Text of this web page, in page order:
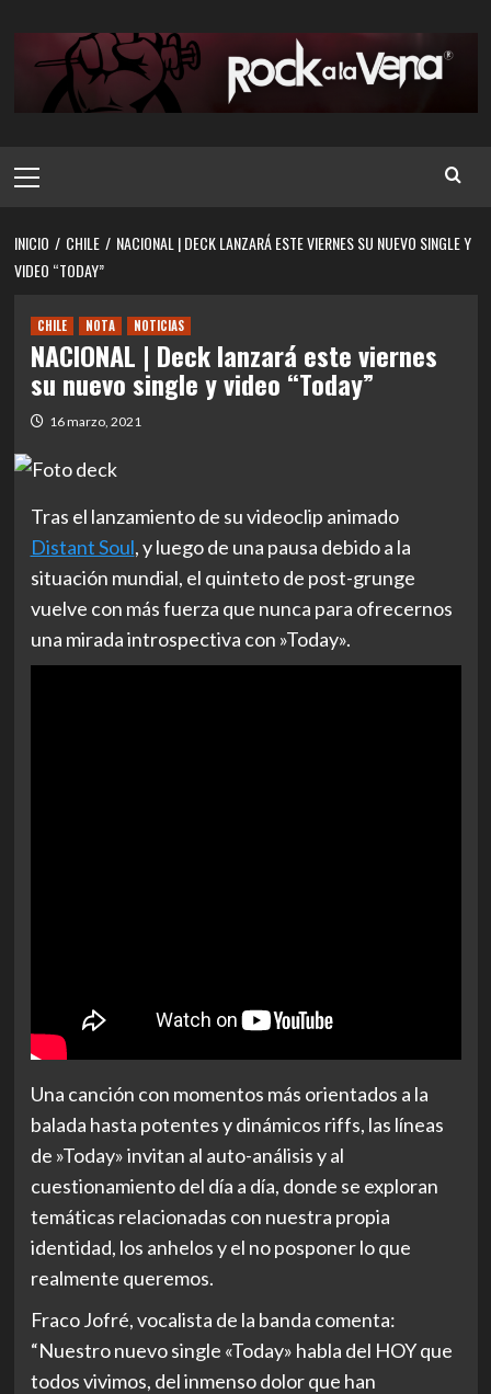
contenido
principal
INICIO CHILE
NACIONAL | DECK LANZARÁ ESTE VIERNES SU NUEVO SINGLE Y
VIDEO “TODAY”
CHILE NOTA NOTICIAS
NACIONAL | Deck lanzará este viernes
su nuevo single y video “Today”
16 marzo, 2021
Tras el lanzamiento de su videoclip animado
Distant Soul,y luego de una pausa debido a la
situación mundial, el quinteto de post-grunge
vuelve con más fuerza que nunca para ofrecernos
una mirada introspectiva con »Today».
Una canción con momentos más orientados a la
balada hasta potentes y dinámicos riffs, las líneas
de »Today» invitan al auto-análisis y al
cuestionamiento del día a día, donde se exploran
temáticas relacionadas con nuestra propia
identidad, los anhelos y el no posponer lo que
realmente queremos.
Fraco Jofré, vocalista de la banda comenta:
“Nuestro nuevo single «Today» habla del HOY que
todos vivimos, del inmenso dolor que han